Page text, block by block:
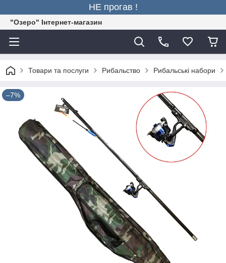
НЕ прогав !
"Озеро" Інтернет-магазин
Товари та послуги Рибальство Рибальські набори
–7%